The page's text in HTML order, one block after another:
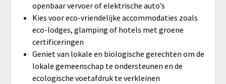
openbaar vervoer of elektrische auto’s
Kies voor eco-vriendelijke accommodaties zoals
eco-lodges, glamping of hotels met groene
certificeringen
Geniet van lokale en biologische gerechten om de
lokale gemeenschap te ondersteunen en de
ecologische voetafdruk te verkleinen